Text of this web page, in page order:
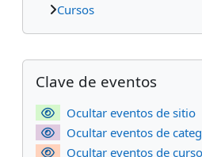
Cursos
Bloques
Salta Clave de eventos
Clave de eventos
Ocultar eventos de sitio
Ocultar eventos de
Ocultar eventos de curso